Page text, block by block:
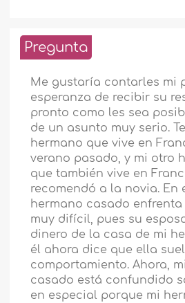
Pregunta
Me gustaría contarles mi
esperanza de recibir su
pronto como les sea
de un asunto muy serio.
hermano que vive en
verano pasado, y mi otro
que también vive en
recomendó a la novia. En
hermano casado
muy difícil, pues su
dinero de la casa de mi
él ahora dice que ella
comportamiento. Ahora,
casado está confundido
en especial porque mi